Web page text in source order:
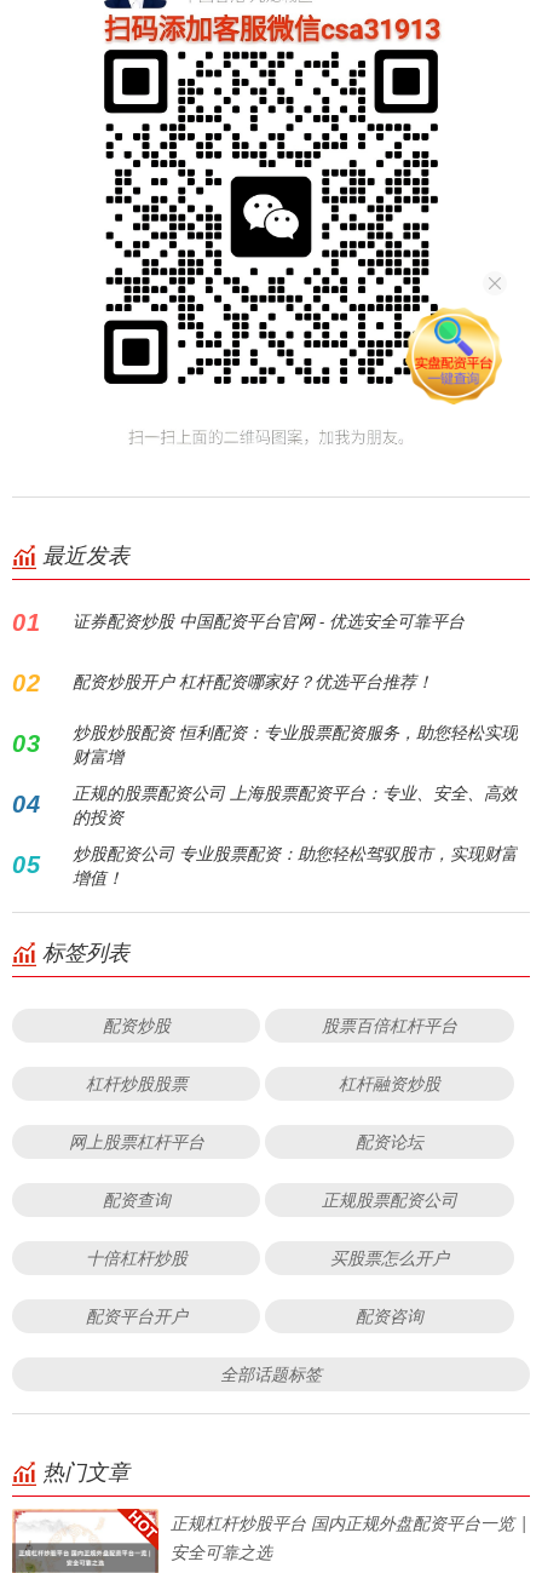
最近发表
01 证券配资炒股 中国配资平台官网 - 优选安全可靠平台
02 配资炒股开户 杠杆配资哪家好？优选平台推荐！
03
炒股炒股配资 恒利配资：专业股票配资服务，助您轻松实现
财富增
04
正规的股票配资公司 上海股票配资平台：专业、安全、高效
的投资
05
炒股配资公司 专业股票配资：助您轻松驾驭股市，实现财富
增值！
标签列表
配资炒股 股票百倍杠杆平台
杠杆炒股股票 杠杆融资炒股
网上股票杠杆平台 配资论坛
配资查询 正规股票配资公司
十倍杠杆炒股 买股票怎么开户
配资平台开户 配资咨询
全部话题标签
热门文章
正规杠杆炒股平台 国内正规外盘配资平台一览 |
安全可靠之选